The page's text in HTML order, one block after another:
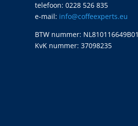
telefoon: 0228 526 835
e-mail: info@coffeexperts.eu
BTW nummer: NL810116649B01
KvK nummer: 37098235